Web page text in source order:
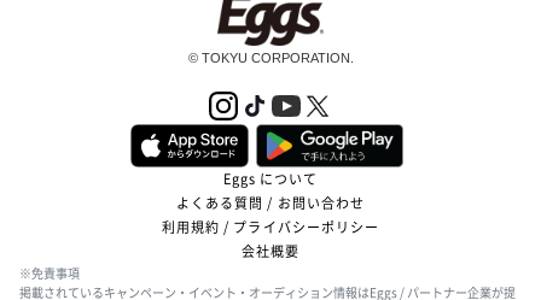
© TOKYU CORPORATION.
Eggs について
よくある質問 / お問い合わせ
利用規約 / プライバシーポリシー
会社概要
※免責事項
掲載されているキャンペーン・イベント・オーディション情報はEggs / パートナー企業が提